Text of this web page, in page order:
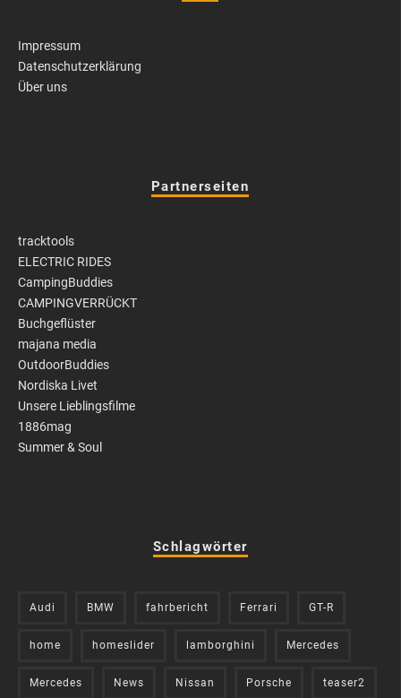
Impressum
Datenschutzerklärung
Über uns
Partnerseiten
tracktools
ELECTRIC RIDES
CampingBuddies
CAMPINGVERRÜCKT
Buchgeflüster
majana media
OutdoorBuddies
Nordiska Livet
Unsere Lieblingsfilme
1886mag
Summer & Soul
Schlagwörter
Audi BMW fahrbericht Ferrari GT-R
home homeslider lamborghini Mercedes
Mercedes News Nissan Porsche teaser2